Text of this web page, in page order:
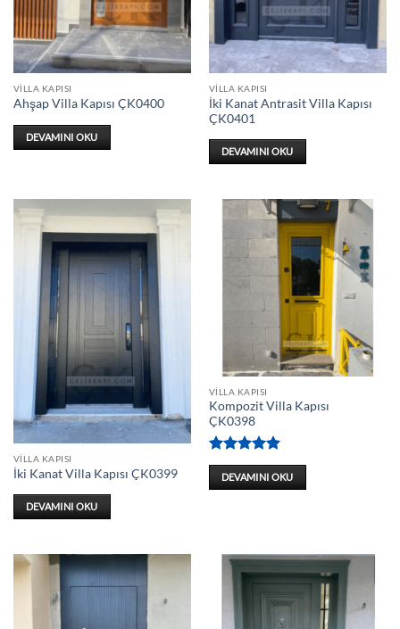
VILLA KAPISI
Ahşap Villa Kapısı ÇK0400
DEVAMINI OKU
VILLA KAPISI
İki Kanat Antrasit Villa Kapısı
ÇK0401
DEVAMINI OKU
VILLA KAPISI
İki Kanat Villa Kapısı ÇK0399
DEVAMINI OKU
VILLA KAPISI
Kompozit Villa Kapısı
ÇK0398
5 üzerinden
5oy aldı
DEVAMINI OKU